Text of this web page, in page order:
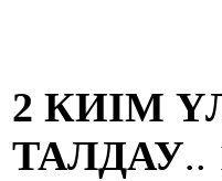
2 КИІМ
ТАЛДАУ..